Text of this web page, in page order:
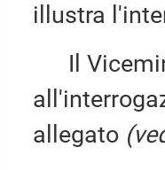
illustra
Il
allegato